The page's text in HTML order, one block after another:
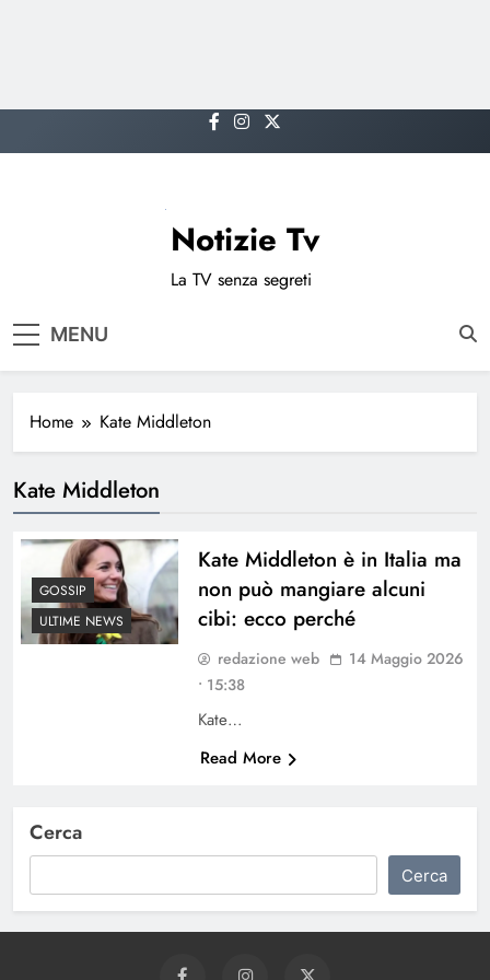
to
Notizie Tv
La TV senza segreti
MENU
Home Kate Middleton
Kate Middleton
GOSSIP
ULTIME NEWS
Kate Middleton è in Italia ma
non può mangiare alcuni
cibi: ecco perché
redazione web
14 Maggio 2026
• 15:38
Kate…
Read More
Cerca
Cerca